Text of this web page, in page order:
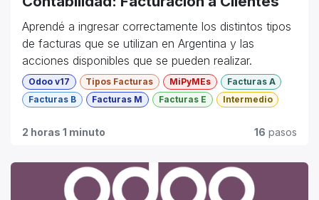
Aprendé a ingresar correctamente los distintos tipos
de facturas que se utilizan en Argentina y las
acciones disponibles que se pueden realizar.
Odoo v17 Tipos Facturas MiPyMEs
Facturas A
Facturas B
Facturas M Facturas E Intermedio
2 horas 1 minuto 16 pasos